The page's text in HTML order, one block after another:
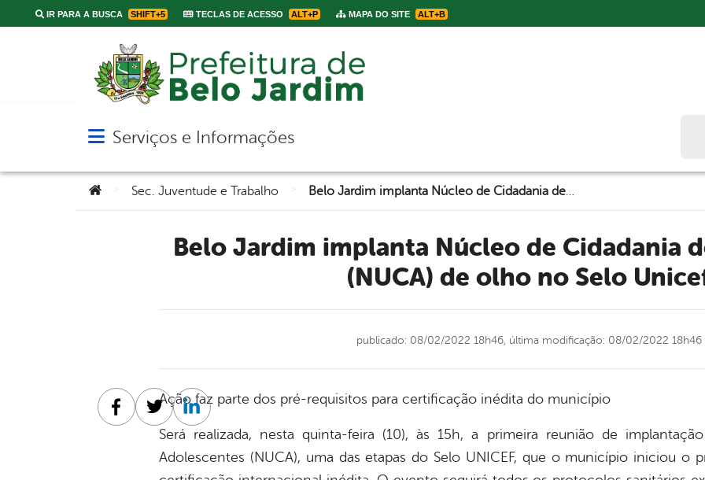
IR PARA A BUSCA SHIFT+5 TECLAS DE ACESSO ALT+P MAPA DO SITE ALT+B
Abrir menu principal de navegação
Serviços e Informações
Você está aqui:Sec. Juventude e Trabalho
Belo Jardim implanta Núcleo de Cidadania de Adolescentes
(NUCA) de olho no Selo
publicado: 08/02/2022 18h46, última modificação: 08/02/2022 18h46
Ação faz parte dos pré-requisitos para certificação inédita do município
Será realizada, nesta quinta-feira (10), às 15h, a primeira reunião de
Adolescentes (NUCA), uma das etapas do Selo UNICEF, que o município iniciou o
Facebook
TwitterLinkedin